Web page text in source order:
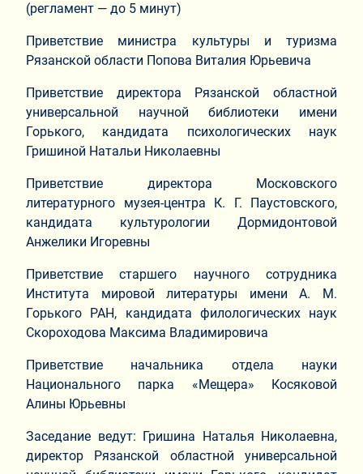
(регламент — до 5 минут)
Приветствие министра культуры и туризма
Рязанской области Попова Виталия Юрьевича
Приветствие директора Рязанской областной
универсальной научной библиотеки имени
Горького, кандидата психологических наук
Гришиной Натальи Николаевны
Приветствие директора Московского
литературного музея-центра К. Г. Паустовского,
кандидата культурологии Дормидонтовой
Анжелики Игоревны
Приветствие старшего научного сотрудника
Института мировой литературы имени А. М.
Горького РАН, кандидата филологических наук
Скороходова Максима Владимировича
Приветствие начальника отдела науки
Национального парка «Мещера» Косяковой
Алины Юрьевны
Заседание ведут: Гришина Наталья Николаевна,
директор Рязанской областной универсальной